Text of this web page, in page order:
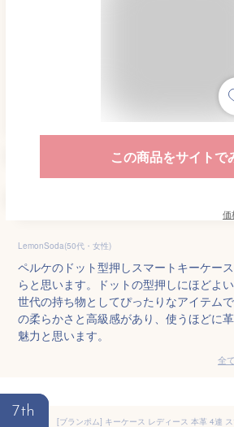
この商品をサイトで
価
LemonSoda(50代・女性)
ペルケのドット型押しスマートキーケー
らと思います。ドットの型押しにほどよ
世代の持ち物としてぴったりなアイテム
の柔らかさと高級感があり、使うほどに
魅力と思います。
全
7th